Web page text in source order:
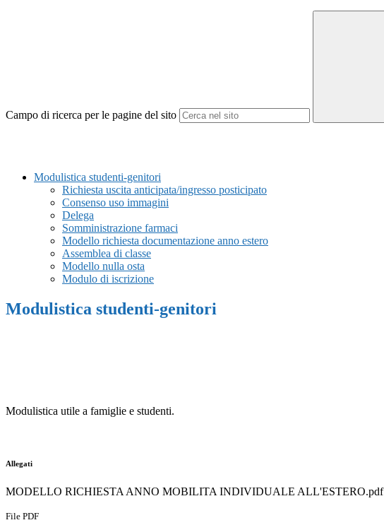
Campo di ricerca per le pagine del sito
Modulistica studenti-genitori
Richiesta uscita anticipata/ingresso posticipato
Consenso uso immagini
Delega
Somministrazione farmaci
Modello richiesta documentazione anno estero
Assemblea di classe
Modello nulla osta
Modulo di iscrizione
Modulistica studenti-genitori
Modulistica utile a famiglie e studenti.
Allegati
MODELLO RICHIESTA ANNO MOBILITA INDIVIDUALE ALL'ESTERO.pdf
File PDF